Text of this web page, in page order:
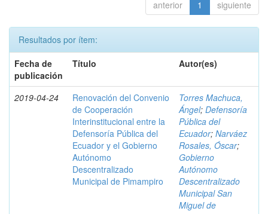
anterior 1 siguiente
Resultados por ítem:
Fecha de
publicación
Título Autor(es)
2019-04-24
Renovación del Convenio
de Cooperación
Interinstitucional entre la
Defensoría Pública del
Ecuador y el Gobierno
Autónomo
Descentralizado
Municipal de Pimampiro
Torres Machuca,
Ángel; Defensoría
Pública del
Ecuador; Narváez
Rosales, Óscar;
Gobierno
Autónomo
Descentralizado
Municipal San
Miguel de